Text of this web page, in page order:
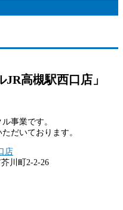
JR高槻駅西口店」
事業です。
だいております。
店
川町2-2-26